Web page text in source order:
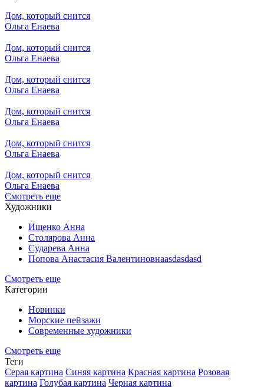
Дом, который снится
Ольга Енаева
Дом, который снится
Ольга Енаева
Дом, который снится
Ольга Енаева
Дом, который снится
Ольга Енаева
Дом, который снится
Ольга Енаева
Дом, который снится
Ольга Енаева
Смотреть еще
Художники
Ищенко Анна
Столярова Анна
Сударева Анна
Попова Анастасия Валентиновнаasdasdasd
Смотреть еще
Категории
Новинки
Морские пейзажи
Современные художники
Смотреть еще
Теги
Серая картина Синяя картина Красная картина Розовая
картина Голубая картина Черная картина